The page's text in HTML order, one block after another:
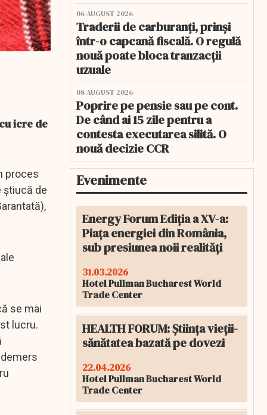
icre de
proces
știucă de
se mai
lucru.
06 AUGUST 2026
Traderii de carburanți, prinși
într-o capcană fiscală. O regulă
nouă poate bloca tranzacții
uzuale
08 AUGUST 2026
Poprire pe pensie sau pe cont.
De când ai 15 zile pentru a
contesta executarea silită. O
nouă decizie CCR
Evenimente
Energy Forum Ediția a XV-a:
Piața energiei din România,
sub presiunea noii realități
31.03.2026
Hotel Pullman Bucharest World
Trade Center
HEALTH FORUM: Știința vieții-
sănătatea bazată pe dovezi
22.04.2026
Hotel Pullman Bucharest World
Trade Center